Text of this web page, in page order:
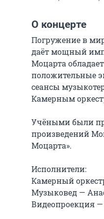
О концерте
Погружение в
даёт мощный
Моцарта
положительные
сеансы
Камерным
Учёными были
произведений
Моцарта».
Исполнители:
Камерный
Музыковед —
Видеопроекция —